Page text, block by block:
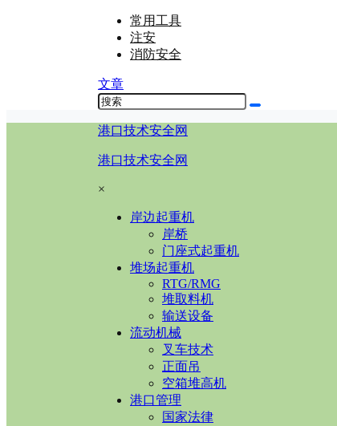
常用工具
注安
消防安全
文章
港口技术安全网
港口技术安全网
×
岸边起重机
岸桥
门座式起重机
堆场起重机
RTG/RMG
堆取料机
输送设备
流动机械
叉车技术
正面吊
空箱堆高机
港口管理
国家法律